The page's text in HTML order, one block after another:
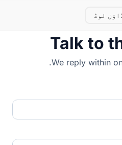
لوڈ
Talk to
We reply within